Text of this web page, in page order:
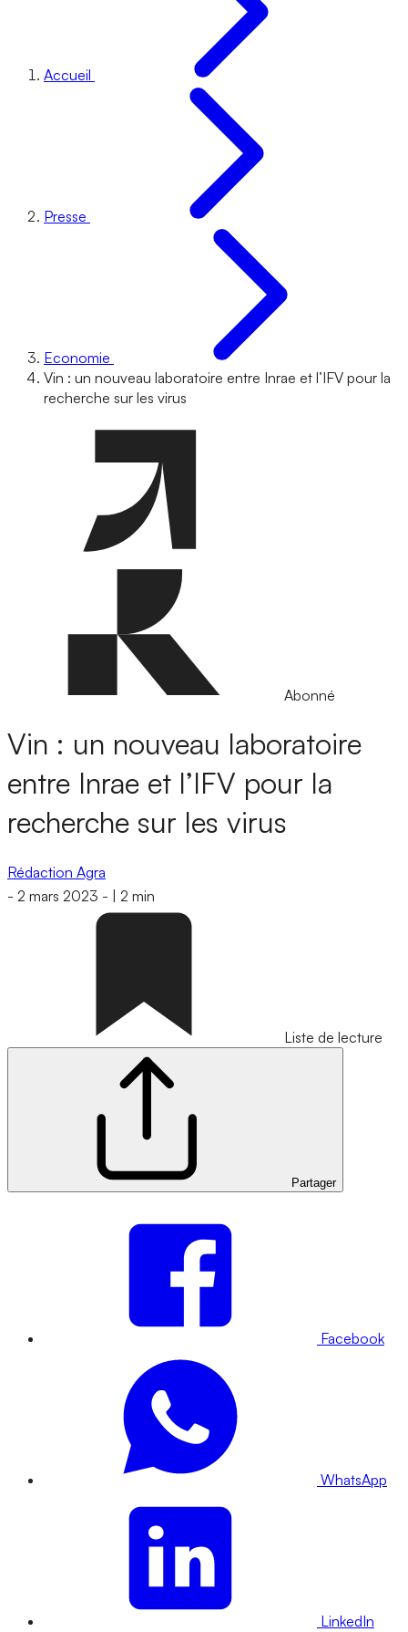
Accueil
Presse
Economie
Vin : un nouveau laboratoire entre Inrae et l’IFV pour la
recherche sur les virus
Abonné
Vin : un nouveau laboratoire
entre Inrae et l’IFV pour la
recherche sur les virus
Rédaction Agra
- 2 mars 2023 - 2 min
Liste de lecture
Partager
Facebook
WhatsApp
LinkedIn